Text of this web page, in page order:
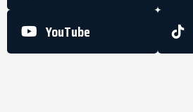
YouTube